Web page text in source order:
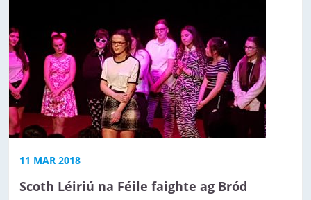
11 MAR 2018
Scoth Léiriú na Féile faighte ag Bród